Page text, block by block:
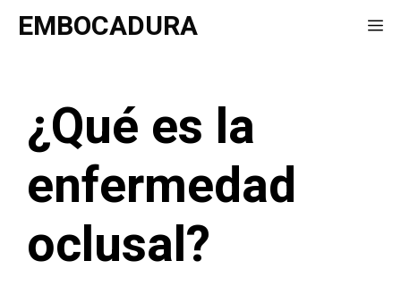
SaltarEMBOCADURA
¿Qué es la
enfermedad
oclusal?